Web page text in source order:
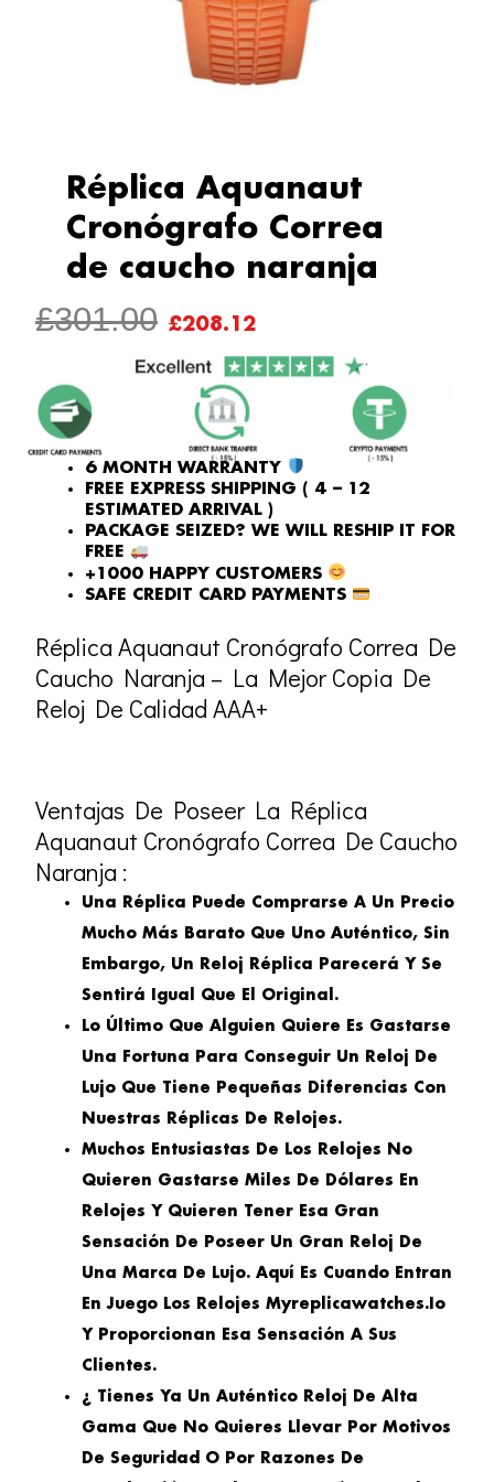
Réplica Aquanaut
Cronógrafo Correa
de caucho naranja
£301.00 ORIGINAL
PRICE
WAS:
£301.00.
£208.12CURRENT
PRICE
IS:
£208.12.
6 MONTH WARRANTY
FREE EXPRESS SHIPPING ( 4 – 12
ESTIMATED ARRIVAL )
PACKAGE SEIZED? WE WILL RESHIP IT FOR
FREE
+1000 HAPPY CUSTOMERS
SAFE CREDIT CARD PAYMENTS
Réplica Aquanaut Cronógrafo Correa De
Caucho Naranja – La Mejor Copia De
Reloj De Calidad AAA+
Ventajas De Poseer La Réplica
Aquanaut Cronógrafo Correa De Caucho
Naranja :
Una Réplica Puede Comprarse A Un Precio
Mucho Más Barato Que Uno Auténtico, Sin
Embargo, Un Reloj Réplica Parecerá Y Se
Sentirá Igual Que El Original.
Lo Último Que Alguien Quiere Es Gastarse
Una Fortuna Para Conseguir Un Reloj De
Lujo Que Tiene Pequeñas Diferencias Con
Nuestras Réplicas De Relojes.
Muchos Entusiastas De Los Relojes No
Quieren Gastarse Miles De Dólares En
Relojes Y Quieren Tener Esa Gran
Sensación De Poseer Un Gran Reloj De
Una Marca De Lujo. Aquí Es Cuando Entran
En Juego Los Relojes Myreplicawatches.io
Y Proporcionan Esa Sensación A Sus
Clientes.
¿ Tienes Ya Un Auténtico Reloj De Alta
Gama Que No Quieres Llevar Por Motivos
De Seguridad O Por Razones De